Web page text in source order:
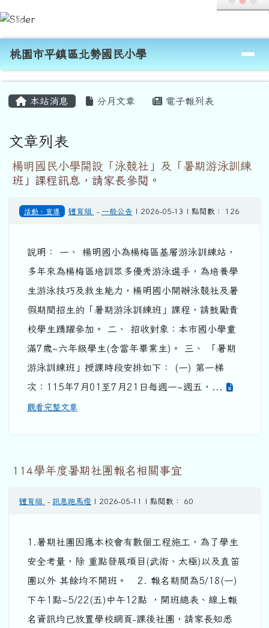
跳至主內容區
桃園市平鎮區北勢國民小學
導覽列
桃園市平鎮區北勢國民小學
本站消息 分月文章 電子報列表
文章列表
楊明國民小學開設「泳競社」及「暑期游泳訓練
班」課程訊息，請家長參閱。
活動、宣導 體育組 - 一般公告 | 2026-05-13 | 點閱數： 126
說明： 一、 楊明國小為楊梅區基層游泳訓練站，
多年來為楊梅區培訓眾多優秀游泳選手，為培養學
生游泳技巧及救生能力，楊明國小開辦泳競社及暑
假期間招生的「暑期游泳訓練班」課程，請鼓勵貴
校學生踴躍參加。 二、 招收對象：本市國小學童
滿7歲~六年級學生(含當年畢業生)。 三、 「暑期
游泳訓練班」授課時段安排如下： (一) 第一梯
次：115年7月01至7月21日每週一~週五，...
觀看完整文章
114學年度暑期社團報名相關事宜
體育組 - 訊息跑馬燈 | 2026-05-11 | 點閱數： 60
1.暑期社團因應本校會有數個工程施工，為了學生
安全考量，除 重點發展項目(武術、太極)以及直笛
團以外 其餘均不開班。 2. 報名期間為5/18(一)
下午1點~5/22(五)中午12點 ，開班總表、線上報
名資訊均已放置學校網頁-課後社團，請家長知悉